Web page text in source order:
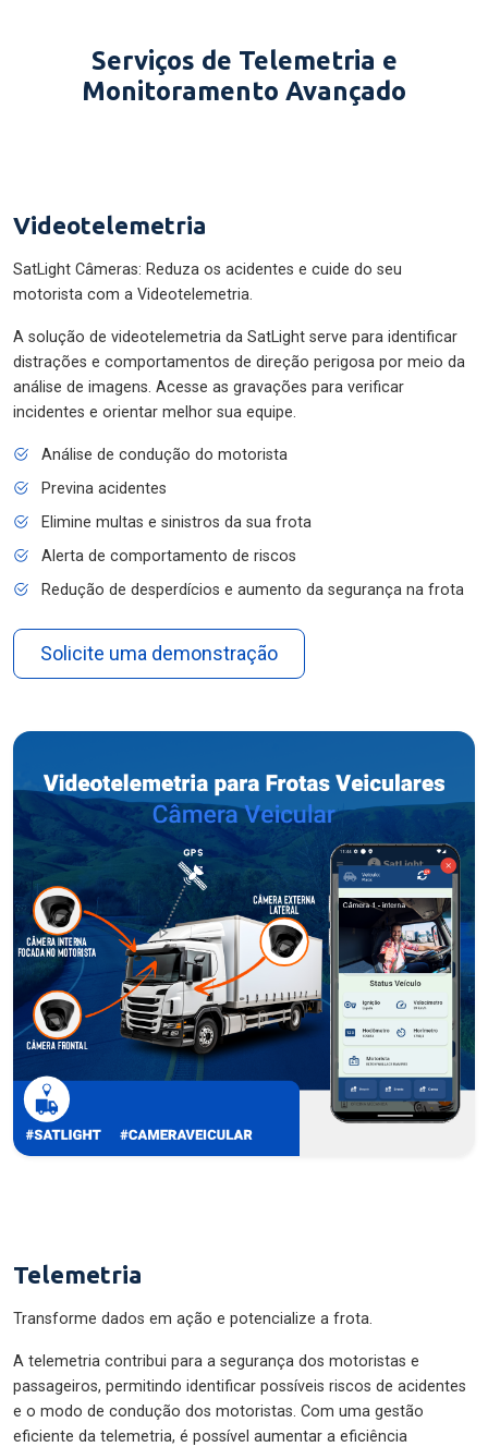
Serviços de Telemetria e
Monitoramento Avançado
Videotelemetria
SatLight Câmeras: Reduza os acidentes e cuide do seu
motorista com a Videotelemetria.
A solução de videotelemetria da SatLight serve para identificar
distrações e comportamentos de direção perigosa por meio da
análise de imagens. Acesse as gravações para verificar
incidentes e orientar melhor sua equipe.
Análise de condução do motorista
Previna acidentes
Elimine multas e sinistros da sua frota
Alerta de comportamento de riscos
Redução de desperdícios e aumento da segurança na frota
Solicite uma demonstração
Telemetria
Transforme dados em ação e potencialize a frota.
A telemetria contribui para a segurança dos motoristas e
passageiros, permitindo identificar possíveis riscos de acidentes
e o modo de condução dos motoristas. Com uma gestão
eficiente da telemetria, é possível aumentar a eficiência